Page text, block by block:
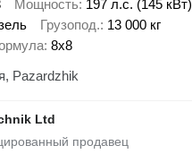
Мощность 197 л.с. (145 кВт)
Грузопод. 13 000 кг
8x8
Pazardzhik
Ltd